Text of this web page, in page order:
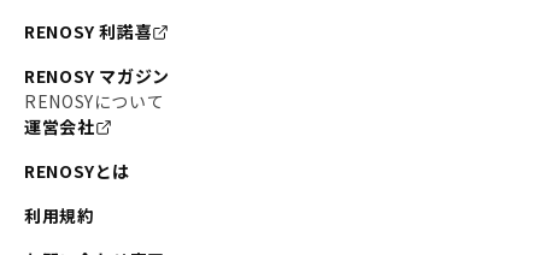
RENOSY 利諾喜
RENOSY マガジン
RENOSYについて
運営会社
RENOSYとは
利用規約